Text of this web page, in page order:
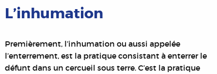
L’inhumation
Premièrement, l’inhumation ou aussi appelée
l’enterrement, est la pratique consistant à enterrer le
défunt dans un cercueil sous terre. C’est la pratique